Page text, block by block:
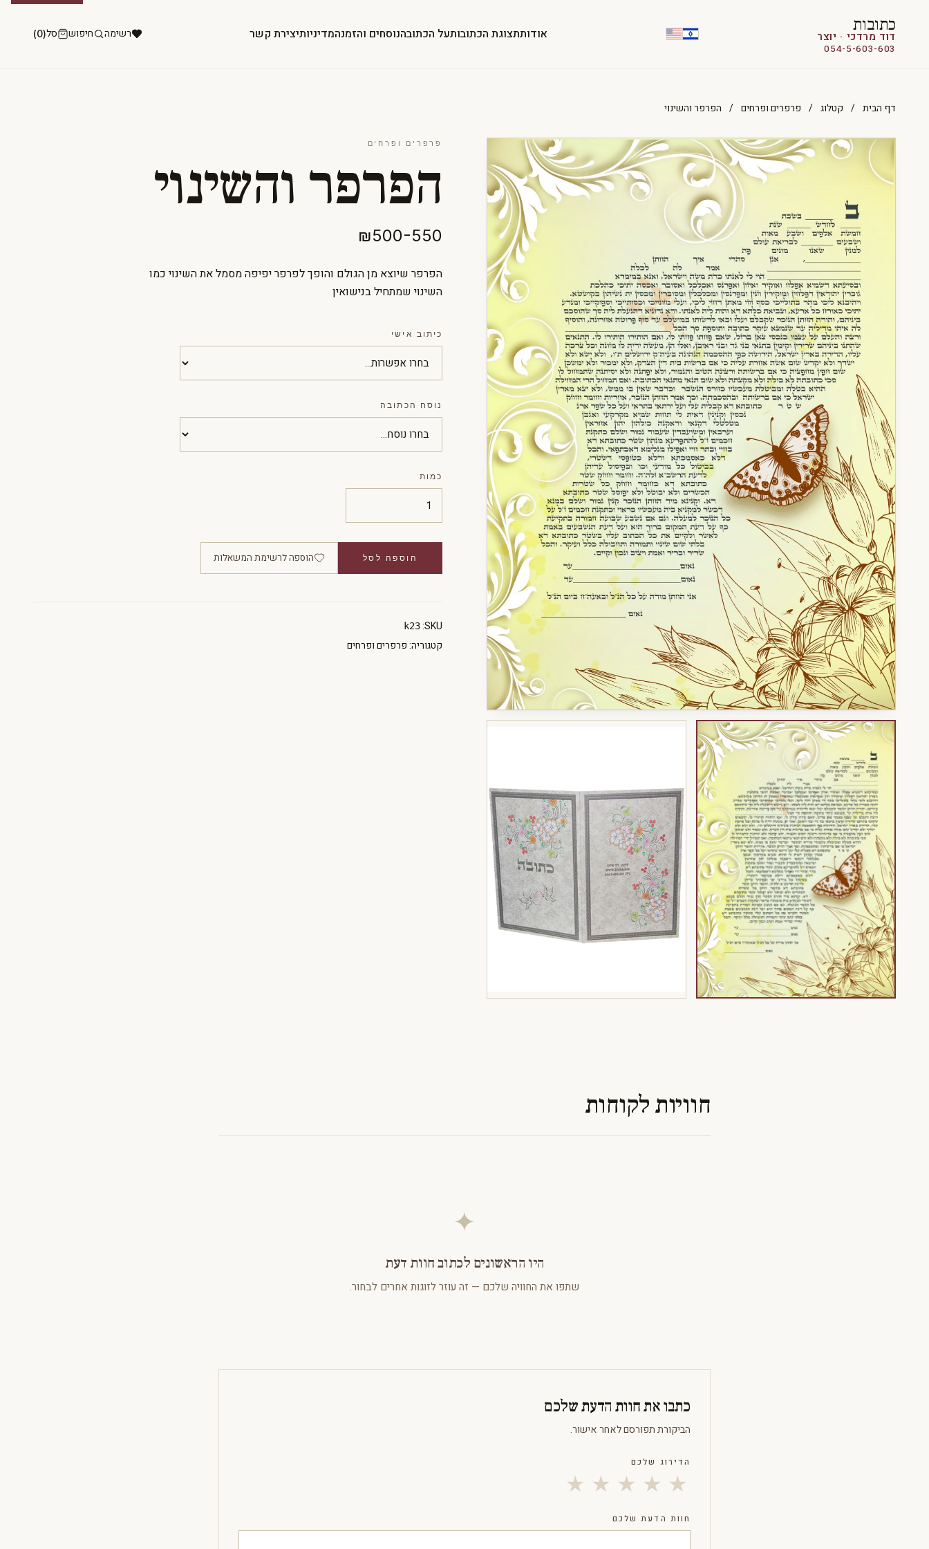
כתובות
דוד מרדכי · יוצר
054-5-603-603
אודותתצוגת הכתובותעל הכתובהנוסחים והזמנהמדיניותיצירת קשר רשימה חיפוש סל(0)
דף הבית / קטלוג / פרפרים ופרחים / הפרפר והשינוי
פרפרים ופרחים
הפרפר והשינוי
₪500-550
הפרפר שיוצא מן הגולם והופך לפרפר יפיפה מסמל את השינוי כמו
השינוי שמתחיל בנישואין
כיתוב אישי
נוסח הכתובה
כמות
הוספה לסל הוספה לרשימת המשאלות
SKU:
k23
קטגוריה:פרפרים ופרחים
חוויות לקוחות
✦
היו הראשונים לכתוב חוות דעת
שתפו את החוויה שלכם — זה עוזר לזוגות אחרים לבחור.
כתבו את חוות הדעת שלכם
הביקורת תפורסם לאחר אישור.
הדירוג שלכם
★ ★ ★ ★ ★
חוות הדעת שלכם